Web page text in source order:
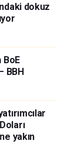
dokuz
BoE
BBH
yakın